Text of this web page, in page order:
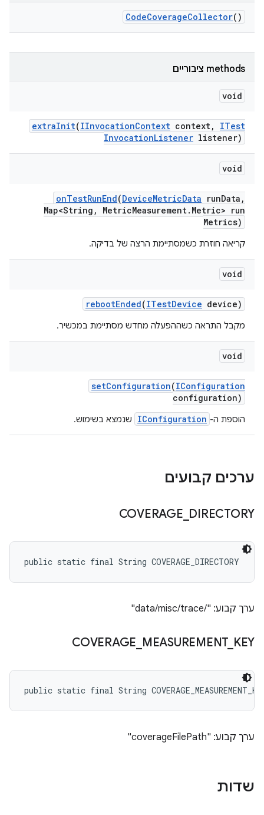
CodeCoverageCollector()
‫methods ציבוריים
void
extraInit(IInvocationContext context,
ITest
InvocationListener listener)
void
onTestRunEnd(DeviceMetricData runData ,
Map<String , MetricMeasurement. Metric> run
Metrics)
קריאה חוזרת כשמסתיימת הרצה של בדיקה.
void
rebootEnded(ITestDevice device)
מקבל התראה כשההפעלה מחדש מסתיימת במכשיר.
void
setConfiguration(IConfiguration
configuration)
הוספת ה- IConfiguration שנמצא בשימוש.
ערכים קבועים
COVERAGE DIRECTORY
public static final String COVERAGE_DIRECTORY
ערך קבוע: "/data/misc/trace"
COVERAGE MEASUREMENT_ KEY
public static final String
ערך קבוע: "coverageFilePath"
שדות